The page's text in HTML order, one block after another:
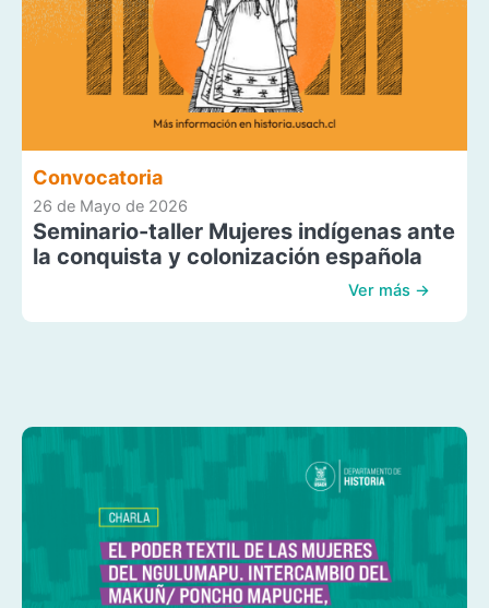
Convocatoria
26 de Mayo de 2026
Seminario-taller Mujeres indígenas ante
la conquista y colonización española
Ver más →